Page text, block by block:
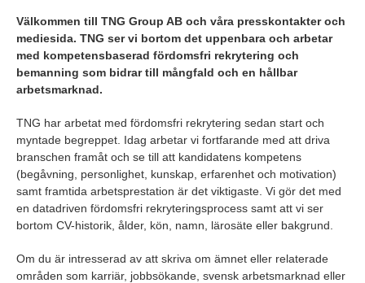
Välkommen till TNG Group AB och våra presskontakter och
mediesida. TNG ser vi bortom det uppenbara och arbetar
med kompetensbaserad fördomsfri rekrytering och
bemanning som bidrar till mångfald och en hållbar
arbetsmarknad.
TNG har arbetat med fördomsfri rekrytering sedan start och
myntade begreppet. Idag arbetar vi fortfarande med att driva
branschen framåt och se till att kandidatens kompetens
(begåvning, personlighet, kunskap, erfarenhet och motivation)
samt framtida arbetsprestation är det viktigaste. Vi gör det med
en datadriven fördomsfri rekryteringsprocess samt att vi ser
bortom CV-historik, ålder, kön, namn, lärosäte eller bakgrund.
Om du är intresserad av att skriva om ämnet eller relaterade
områden som karriär, jobbsökande, svensk arbetsmarknad eller